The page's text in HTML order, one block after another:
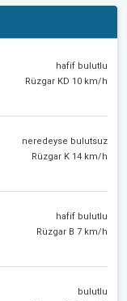
hafif bulutlu
Rüzgar KD 10 km/h
neredeyse bulutsuz
Rüzgar K 14 km/h
hafif bulutlu
Rüzgar B 7 km/h
bulutlu